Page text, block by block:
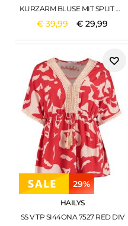
KURZARM BLUSE MIT SPLIT NECK UND PRINT PALM BREEZE GREEN
€39,99 €29,99
29%
HAILYS
SS V TP SI44ONA 7527 RED DIV